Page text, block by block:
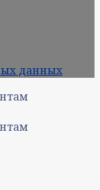
данных